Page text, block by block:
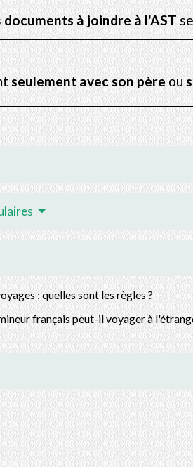
documents à joindre à l'AST
seulement avec son pèreou
: quelles sont les règles ?
français peut-il voyager à